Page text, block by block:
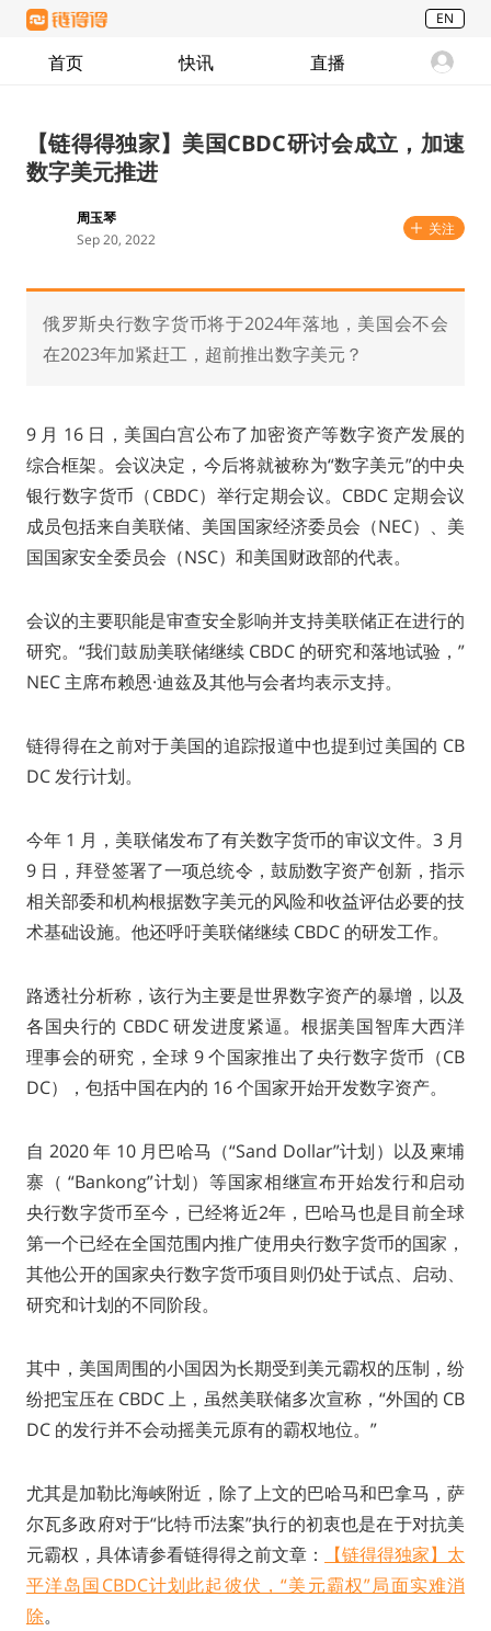
EN
首页 快讯 直播
【链得得独家】美国CBDC研讨会成立，加速
数字美元推进
周玉琴
Sep 20, 2022
关注
俄罗斯央行数字货币将于2024年落地，美国会不会
在2023年加紧赶工，超前推出数字美元？
9 月 16 日，美国白宫公布了加密资产等数字资产发展的
综合框架。会议决定，今后将就被称为“数字美元”的中央
银行数字货币（CBDC）举行定期会议。CBDC 定期会议
成员包括来自美联储、美国国家经济委员会（NEC）、美
国国家安全委员会（NSC）和美国财政部的代表。
会议的主要职能是审查安全影响并支持美联储正在进行的
研究。“我们鼓励美联储继续 CBDC 的研究和落地试验，”
NEC 主席布赖恩·迪兹及其他与会者均表示支持。
链得得在之前对于美国的追踪报道中也提到过美国的 CB
DC 发行计划。
今年 1 月，美联储发布了有关数字货币的审议文件。3 月
9 日，拜登签署了一项总统令，鼓励数字资产创新，指示
相关部委和机构根据数字美元的风险和收益评估必要的技
术基础设施。他还呼吁美联储继续 CBDC 的研发工作。
路透社分析称，该行为主要是世界数字资产的暴增，以及
各国央行的 CBDC 研发进度紧逼。根据美国智库大西洋
理事会的研究，全球 9 个国家推出了央行数字货币（CB
DC），包括中国在内的 16 个国家开始开发数字资产。
自 2020 年 10 月巴哈马（“Sand Dollar”计划）以及柬埔
寨（ “Bankong”计划）等国家相继宣布开始发行和启动
央行数字货币至今，已经将近2年，巴哈马也是目前全球
第一个已经在全国范围内推广使用央行数字货币的国家，
其他公开的国家央行数字货币项目则仍处于试点、启动、
研究和计划的不同阶段。
其中，美国周围的小国因为长期受到美元霸权的压制，纷
纷把宝压在 CBDC 上，虽然美联储多次宣称，“外国的 CB
DC 的发行并不会动摇美元原有的霸权地位。”
尤其是加勒比海峡附近，除了上文的巴哈马和巴拿马，萨
尔瓦多政府对于“比特币法案”执行的初衷也是在于对抗美
元霸权，具体请参看链得得之前文章：
【链得得独家】太
平洋岛国CBDC计划此起彼伏，“美元霸权”局面实难消
除。